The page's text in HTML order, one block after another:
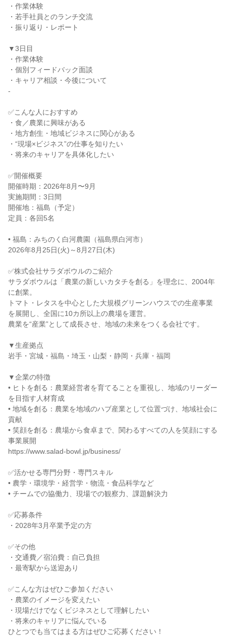
・作業体験
・若手社員とのランチ交流
・振り返り・レポート
▼3日目
・作業体験
・個別フィードバック面談
・キャリア相談・今後について
-
✅こんな人におすすめ
・食／農業に興味がある
・地方創生・地域ビジネスに関心がある
・“現場×ビジネス”の仕事を知りたい
・将来のキャリアを具体化したい
✅開催概要
開催時期：2026年8月〜9月
実施期間：3日間
開催地：福島（予定）
定員：各回5名
• 福島：みちのく白河農園（福島県白河市）
2026年8月25日(火)～8月27日(木)
✅株式会社サラダボウルのご紹介
サラダボウルは「農業の新しいカタチを創る」を理念に、2004年
に創業。
トマト・レタスを中心とした大規模グリーンハウスでの生産事業
を展開し、全国に10カ所以上の農場を運営。
農業を“産業”として成長させ、地域の未来をつくる会社です。
▼生産拠点
岩手・宮城・福島・埼玉・山梨・静岡・兵庫・福岡
▼企業の特徴
• ヒトを創る：農業経営者を育てることを重視し、地域のリーダー
を目指す人材育成
• 地域を創る：農業を地域のハブ産業として位置づけ、地域社会に
貢献
• 笑顔を創る：農場から食卓まで、関わるすべての人を笑顔にする
事業展開
https://www.salad-bowl.jp/business/
✅活かせる専門分野・専門スキル
• 農学・環境学・経営学・物流・食品科学など
• チームでの協働力、現場での観察力、課題解決力
✅応募条件
・2028年3月卒業予定の方
✅その他
・交通費／宿泊費：自己負担
・最寄駅から送迎あり
✅こんな方はぜひご参加ください
・農業のイメージを変えたい
・現場だけでなくビジネスとして理解したい
・将来のキャリアに悩んでいる
ひとつでも当てはまる方はぜひご応募ください！